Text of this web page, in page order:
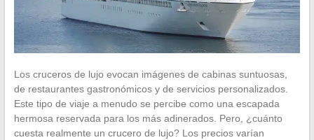
Los cruceros de lujo evocan imágenes de cabinas suntuosas,
de restaurantes gastronómicos y de servicios personalizados.
Este tipo de viaje a menudo se percibe como una escapada
hermosa reservada para los más adinerados. Pero, ¿cuánto
cuesta realmente un crucero de lujo? Los precios varían